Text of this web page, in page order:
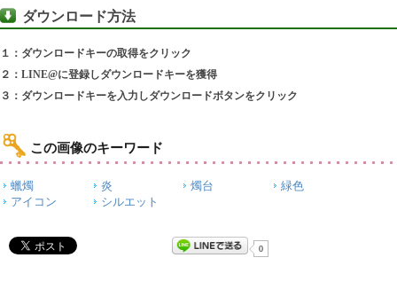
ダウンロード方法
１：ダウンロードキーの取得をクリック
２：LINE@に登録しダウンロードキーを獲得
３：ダウンロードキーを入力しダウンロードボタンをクリック
この画像のキーワード
蠟燭 炎 燭台
緑色
アイコン
シルエット
0